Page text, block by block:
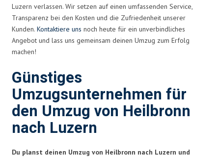
Luzern verlassen. Wir setzen auf einen umfassenden Service,
Transparenz bei den Kosten und die Zufriedenheit unserer
Kunden. Kontaktiere uns noch heute für ein unverbindliches
Angebot und lass uns gemeinsam deinen Umzug zum Erfolg
machen!
Günstiges
Umzugsunternehmen für
den Umzug von Heilbronn
nach Luzern
Du planst deinen Umzug von Heilbronn nach Luzern und